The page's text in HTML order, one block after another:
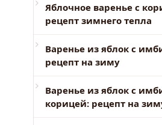
Яблочное варенье с
рецепт зимнего тепла
Варенье из яблок с
рецепт на зиму
Варенье из яблок с
корицей: рецепт на